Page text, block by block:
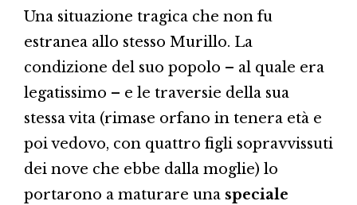
Una situazione tragica che non fu
estranea allo stesso Murillo. La
condizione del suo popolo – al quale era
legatissimo – e le traversie della sua
stessa vita (rimase orfano in tenera età e
poi vedovo, con quattro figli sopravvissuti
dei nove che ebbe dalla moglie) lo
portarono a maturare una speciale